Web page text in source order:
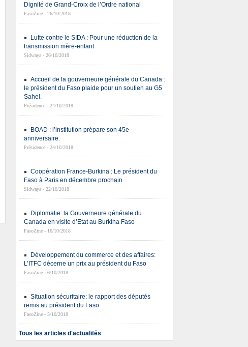
Dignité de Grand-Croix de l’Ordre national
FasoZine - 26/10/2018
Lutte contre le SIDA : Pour une réduction de la
transmission mère-enfant
Sidwaya - 26/10/2018
Accueil de la gouverneure générale du Canada :
le président du Faso plaide pour un soutien au G5
Sahel.
Présidence - 24/10/2018
BOAD : l’institution prépare son 45e
anniversaire.
Présidence - 24/10/2018
Coopération France-Burkina : Le président du
Faso à Paris en décembre prochain
Sidwaya - 22/10/2018
Diplomatie: la Gouverneure générale du
Canada en visite d’Etat au Burkina Faso
FasoZine - 16/10/2018
Développement du commerce et des affaires:
L’ITFC décerne un prix au président du Faso
FasoZine - 6/10/2018
Situation sécuritaire: le rapport des députés
remis au président du Faso
FasoZine - 5/10/2018
Tous les articles d'actualités